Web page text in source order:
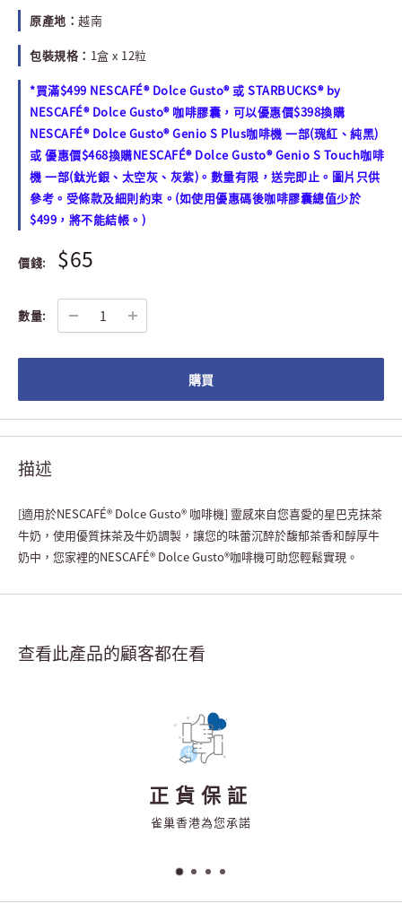
原產地： 越南
包裝規格： 1盒 x 12粒
*買滿$499 NESCAFÉ® Dolce Gusto® 或 STARBUCKS® by
NESCAFÉ® Dolce Gusto® 咖啡膠囊，可以優惠價$398換購
NESCAFÉ® Dolce Gusto® Genio S Plus咖啡機 一部(瑰紅、純黑)
或 優惠價$468換購NESCAFÉ® Dolce Gusto® Genio S Touch咖啡
機 一部(鈦光銀、太空灰、灰紫)。數量有限，送完即止。圖片只供
參考。受條款及細則約束。(如使用優惠碼後咖啡膠囊總值少於
$499，將不能結帳。)
價錢: $65
數量:
購買
描述
[適用於NESCAFÉ® Dolce Gusto® 咖啡機] 靈感來自您喜愛的星巴克抹茶
牛奶，使用優質抹茶及牛奶調製，讓您的味蕾沉醉於馥郁茶香和醇厚牛
奶中，您家裡的NESCAFÉ® Dolce Gusto®咖啡機可助您輕鬆實現。
查看此產品的顧客都在看
正貨保証
雀巢香港為您承諾